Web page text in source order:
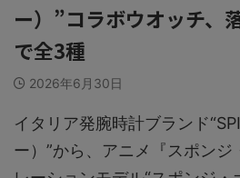
ー）”コラボウオッチ、
で全3種
2026年6月30日
イタリア発腕時計ブランド
ー）”から、アニメ『スポン